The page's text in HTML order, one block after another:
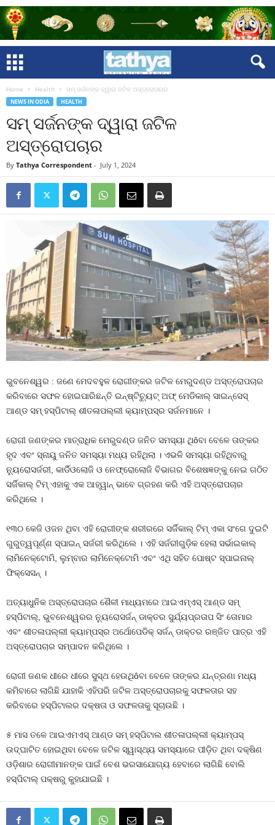
Home Health ସମ୍ ସର୍ଜନଙ୍କ ଦ୍ୱାରା ଜଟିଳ ଅସ୍ତ୍ରୋପଚାର
NEWS IN ODIA HEALTH
ସମ୍ ସର୍ଜନଙ୍କ ଦ୍ୱାରା ଜଟିଳ
ଅସ୍ତ୍ରୋପଚାର
By Tathya Correspondent - July 1, 2024
ଭୁବନେଶ୍ୱର : ଜଣେ ମେଦବହୁଳ ରୋଗୀଙ୍କର ଜଟିଳ ମେରୁଦଣ୍ଡ ଅସ୍ତ୍ରୋପଚାର
କରିବାରେ ସଫଳ ହୋଇପାରିଛନ୍ତି ଇନ୍‌ଷ୍ଟିଚ୍ୟୁଟ୍ ଅଫ୍ ମେଡିକାଲ୍ ସାଇନ୍‌ସେସ୍
ଆଣ୍ଡ ସମ୍ ହସ୍ପିଟାଲ୍ ଶୀତଳାପଲ୍ଲୀ କ୍ୟାମ୍ପସ୍‌ର ସର୍ଜନମାନେ ।
ରୋଗୀ ଜଣଙ୍କର ମାତ୍ରାଧିକ ମେରୁଦଣ୍ଡ ଜନିତ ସମସ୍ୟା ଥିôବା ବେଳେ ତାଙ୍କର
ହୃଦ ଏବଂ ସ୍ନାୟୁ ଜନିତ ସମସ୍ୟା ମଧ୍ୟ ରହିଥିଲା । ଏଭଳି ସମସ୍ୟା ରହିଥିବାରୁ
ନ୍ୟୁରୋସର୍ଜରୀ, କାର୍ଡିଓଲୋଜି ଓ ନେଫ୍ରୋଲୋଜି ବିଭାଗର ବିଶେଷଜ୍ଞଙ୍କୁ ନେଇ ଗଠିତ
ସର୍ଜିକାଲ୍ ଟିମ୍ ଏହାକୁ ଏକ ଆହ୍ୱାନ୍ ଭାବେ ଗ୍ରହଣ କରି ଏହି ଅସ୍ତ୍ରୋପଚାର
କରିଥିଲେ ।
୧୩୦ କେଜି ଓଜନ ଥିବା ଏହି ରୋଗୀଙ୍କ ଶରୀରରେ ସର୍ଜିକାଲ୍ ଟିମ୍ ଏକା ସଂଗେ ଦୁଇଟି
ଗୁରୁତ୍ୱପୂର୍ଣ୍ଣ ସ୍ପାଇନ୍ ସର୍ଜରୀ କରିଥିଲେ । ଏହି ସର୍ଜରୀଗୁଡ଼ିକ ହେଲା ସର୍ଭାଇକାଲ୍
ଲାମିନେକ୍ଟୋମି, ଲୁମ୍ବାର ଲାମିନେକ୍ଟୋମି ଏବଂ ଏଥି ସହିତ ପୋଷ୍ଟ ସ୍ପାଇନାଲ୍
ଫିକ୍‌ସେସନ୍ ।
ଅତ୍ୟାଧୁନିକ ଅସ୍ତ୍ରୋପଚାର ଶୈଳୀ ମାଧ୍ୟମରେ ଆଇଏମ୍‌ଏସ୍ ଆଣ୍ଡ ସମ୍
ହସ୍ପିଟାଲ୍‌, ଭୁବନେଶ୍ୱରର ନ୍ୟୁରୋସର୍ଜନ୍ ଡାକ୍ତର ସୁର୍ଯ୍ୟପ୍ରତାପ ସିଂ ତୋମାର
ଏବଂ ଶୀତଳାପଲ୍ଲୀ କ୍ୟାମ୍ପସ୍‌ର ଅର୍ଥୋପେଡିକ୍ ସର୍ଜନ୍ ଡାକ୍ତର ରଞ୍ଜିତ ପାତ୍ର ଏହି
ଅସ୍ତ୍ରୋପଚାର ସମ୍ପାଦନ କରିଥିଲେ ।
ରୋଗୀ ଜଣକ ଧୀରେ ଧୀରେ ସୁସ୍ଥ ହେଉଥିôବା ବେଳେ ତାଙ୍କର ଯନ୍ତ୍ରଣା ମଧ୍ୟ
କମିବାରେ ଲାଗିଛି ଯାହାକି ଏହିପରି ଜଟିଳ ଅସ୍ତ୍ରୋପଚାରକୁ ସଫଳତାର ସହ
କରିବାରେ ହସ୍ପିଟାଲର ଦକ୍ଷତା ଓ ସଫଳତାକୁ ସୂଚାଉଛି ।
୫ ମାସ ତଳେ ଆଇଏମଏସ୍ ଆଣ୍ଡ ସମ୍ ହସ୍ପିଟାଲ ଶୀତଳାପଲ୍ଲୀ କ୍ୟାମ୍ପସ୍
ଉଦ୍‌ଘାଟିତ ହୋଇଥିବା ବେଳେ ଜଟିଳ ସ୍ୱାସ୍ଥ୍ୟ ସମସ୍ୟାରେ ପୀଡ଼ିତ ଥିବା ଦକ୍ଷିଣ
ଓଡ଼ିଶାର ରୋଗୀମାନଙ୍କ ପାଇଁ ବେଶ ଭରସାଯୋଗ୍ୟ ହେବାରେ ଲାଗିଛି ବୋଲି
ହସ୍ପିଟାଲ୍ ପକ୍ଷରୁ କୁହାଯାଇଛି ।